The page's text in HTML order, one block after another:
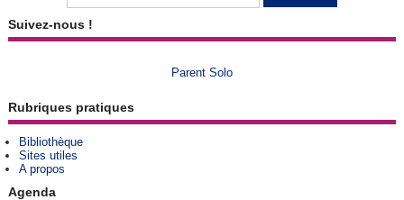
Suivez-nous !
Parent Solo
Rubriques pratiques
Bibliothèque
Sites utiles
A propos
Agenda